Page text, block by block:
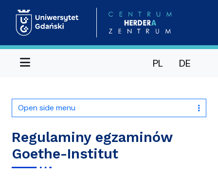
Menu PL DE
Open side menu
Regulaminy egzaminów
Goethe-Institut